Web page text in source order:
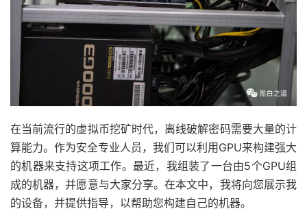
在当前流行的虚拟币挖矿时代，离线破解密码需要大量的计
算能力。作为安全专业人员，我们可以利用GPU来构建强大
的机器来支持这项工作。最近，我组装了一台由5个GPU组
成的机器，并愿意与大家分享。在本文中，我将向您展示我
的设备，并提供指导，以帮助您构建自己的机器。